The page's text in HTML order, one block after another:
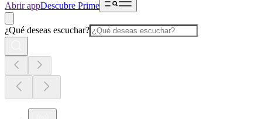
Abrir appDescubre Prime
¿Qué deseas escuchar?